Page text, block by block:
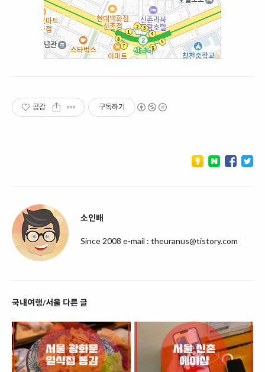
공감 구독하기
소인배
Since 2008 e-mail : theuranus@tistory.com
국내여행/서울 다른 글